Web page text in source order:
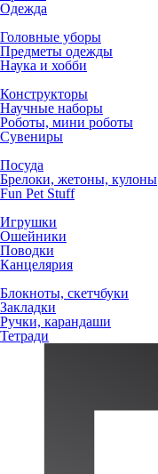
Одежда
Головные уборы
Предметы одежды
Наука и хобби
Конструкторы
Научные наборы
Роботы, мини роботы
Сувениры
Посуда
Брелоки, жетоны, кулоны
Fun Pet Stuff
Игрушки
Ошейники
Поводки
Канцелярия
Блокноты, скетчбуки
Закладки
Ручки, карандаши
Тетради